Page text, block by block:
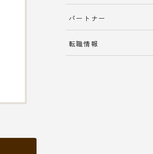
パートナー
転職情報